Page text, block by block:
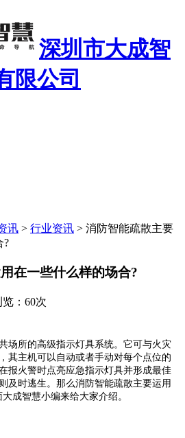
深圳市大成智
限公司
讯 > 行业资讯 > 消防智能疏散主要
?
在一些什么样的场合?
览：60次
所的高级指示灯具系统。它可与火灾
其主机可以自动或者手动对每个点位的
报火警时点亮应急指示灯具并形成最佳
及时逃生。那么消防智能疏散主要运用
成智慧小编来给大家介绍。